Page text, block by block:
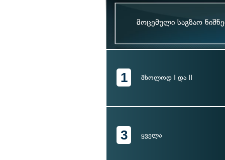
მოცემული საგზაო
1 მხოლოდ I და II
3 ყველა